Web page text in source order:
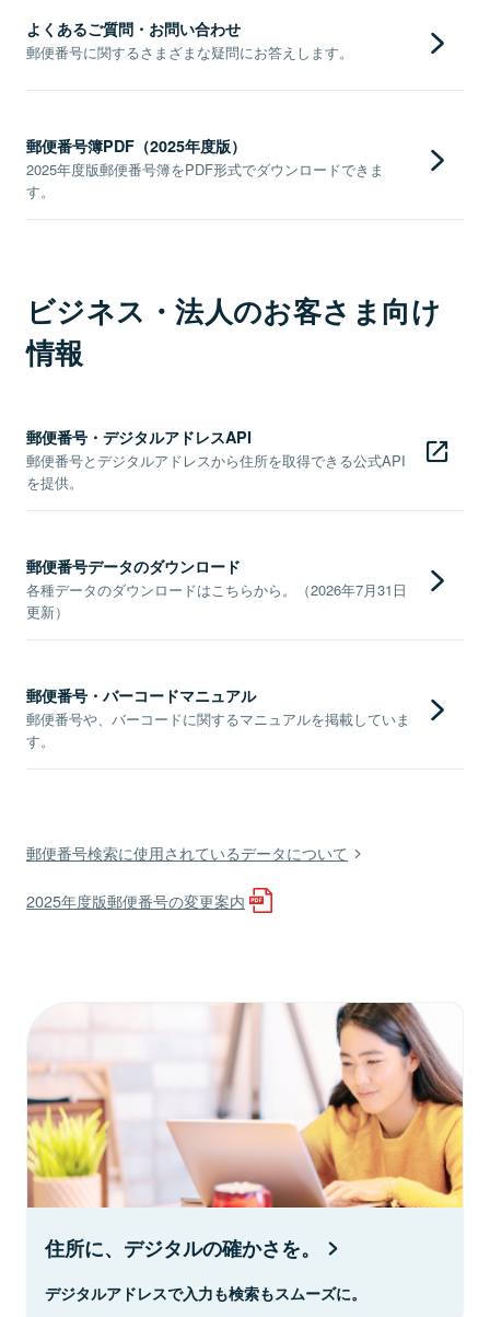
よくあるご質問・お問い合わせ
郵便番号に関するさまざまな疑問にお答えします。
郵便番号簿PDF（2025年度版）
2025年度版郵便番号簿をPDF形式でダウンロードできま
す。
ビジネス・法人のお客さま向け
情報
郵便番号・デジタルアドレスAPI
郵便番号とデジタルアドレスから住所を取得できる公式API
を提供。
郵便番号データのダウンロード
各種データのダウンロードはこちらから。（2026年7月31日
更新）
郵便番号・バーコードマニュアル
郵便番号や、バーコードに関するマニュアルを掲載していま
す。
郵便番号検索に使用されているデータについて
2025年度版郵便番号の変更案内
住所に、デジタルの確かさを。
デジタルアドレスで入力も検索もスムーズに。